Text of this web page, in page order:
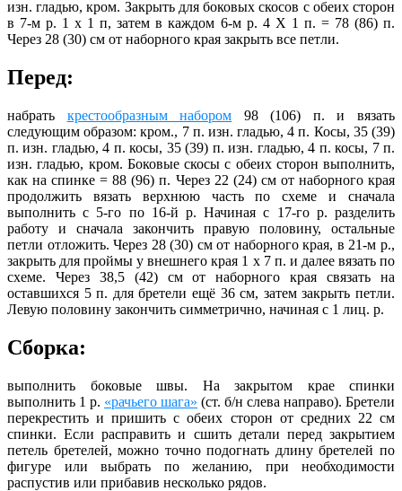
изн. гладью, кром. Закрыть для боковых скосов с обеих сторон
в 7-м р. 1 х 1 п, затем в каждом 6-м р. 4 X 1 п. = 78 (86) п.
Через 28 (30) см от наборного края закрыть все петли.
Перед:
набрать крестообразным набором 98 (106) п. и вязать
следующим образом: кром., 7 п. изн. гладью, 4 п. Косы, 35 (39)
п. изн. гладью, 4 п. косы, 35 (39) п. изн. гладью, 4 п. косы, 7 п.
изн. гладью, кром. Боковые скосы с обеих сторон выполнить,
как на спинке = 88 (96) п. Через 22 (24) см от наборного края
продолжить вязать верхнюю часть по схеме и сначала
выполнить с 5-го по 16-й р. Начиная с 17-го р. разделить
работу и сначала закончить правую половину, остальные
петли отложить. Через 28 (30) см от наборного края, в 21-м р.,
закрыть для проймы у внешнего края 1 х 7 п. и далее вязать по
схеме. Через 38,5 (42) см от наборного края связать на
оставшихся 5 п. для бретели ещё 36 см, затем закрыть петли.
Левую половину закончить симметрично, начиная с 1 лиц. р.
Сборка:
выполнить боковые швы. На закрытом крае спинки
выполнить 1 р. «рачьего шага» (ст. б/н слева направо). Бретели
перекрестить и пришить с обеих сторон от средних 22 см
спинки. Если расправить и сшить детали перед закрытием
петель бретелей, можно точно подогнать длину бретелей по
фигуре или выбрать по желанию, при необходимости
распустив или прибавив несколько рядов.